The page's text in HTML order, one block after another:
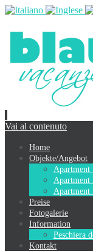
Vai al contenuto
Home
Objekte/Angebot
Apartment
Apartment
Apartment
Preise
Fotogalerie
Information
Peschiera
Kontakt